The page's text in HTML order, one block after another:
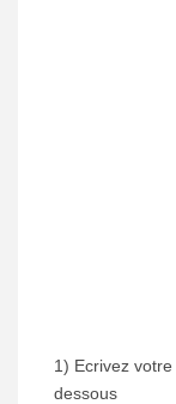
1) Ecrivez
dessous